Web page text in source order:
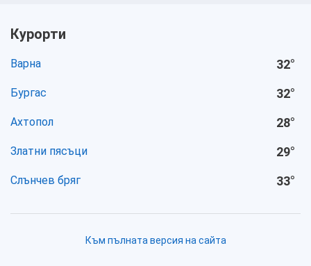
Курорти
Варна 32°
Бургас 32°
Ахтопол 28°
Златни пясъци 29°
Слънчев бряг 33°
Към пълната версия на сайта